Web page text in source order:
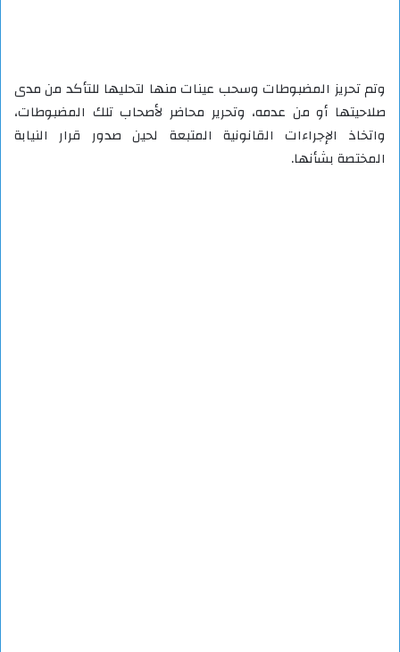
وتم تحريز المضبوطات وسحب عينات منها لتحليها للتأكد من مدى
صلاحيتها أو من عدمه، وتحرير محاضر لأصحاب تلك المضبوطات،
واتخاذ الإجراءات القانونية المتبعة لحين صدور قرار النيابة
المختصة بشأنها.